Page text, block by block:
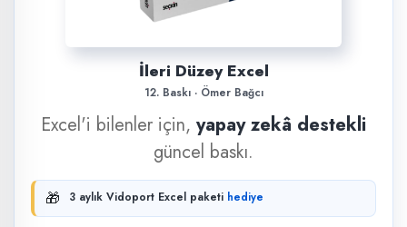
İleri Düzey Excel
12. Baskı · Ömer Bağcı
Excel'i bilenler için, yapay zekâ destekli
güncel baskı.
🎁 3 aylık Vidoport Excel paketi hediye